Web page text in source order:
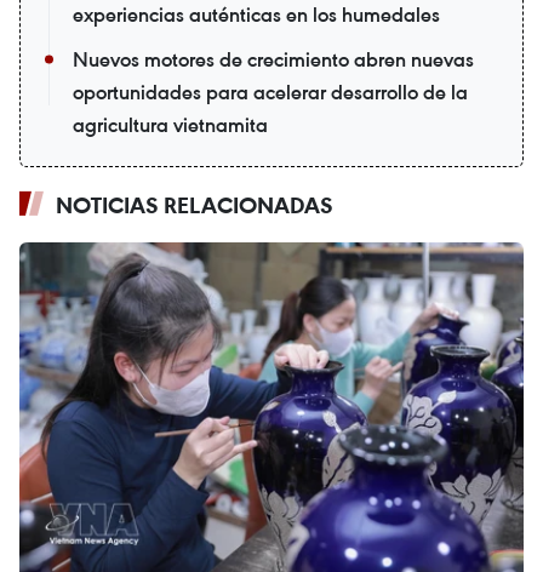
experiencias auténticas en los humedales
Nuevos motores de crecimiento abren nuevas
oportunidades para acelerar desarrollo de la
agricultura vietnamita
NOTICIAS RELACIONADAS